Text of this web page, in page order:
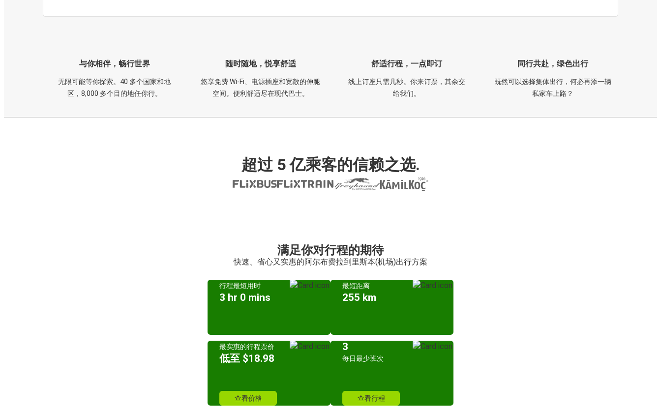
与你相伴，畅行世界
无限可能等你探索。40 多个国家和地
区，8,000 多个目的地任你行。
随时随地，悦享舒适
悠享免费 Wi-Fi、电源插座和宽敞的伸腿
空间。便利舒适尽在现代巴士。
舒适行程，一点即订
线上订座只需几秒。你来订票，其余交
给我们。
同行共赴，绿色出行
既然可以选择集体出行，何必再添一辆
私家车上路？
超过 5 亿乘客的信赖之选.
满足你对行程的期待
快速、省心又实惠的阿尔布费拉到里斯本(机场)出行方案
行程最短用时
3 hr 0 mins
最短距离
255 km
最实惠的行程票价
低至 $18.98
查看价格
3
每日最少班次
查看行程